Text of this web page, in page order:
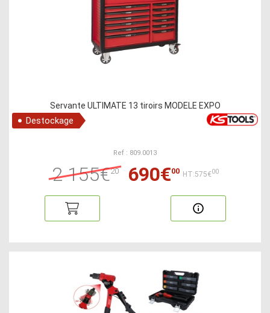
Servante ULTIMATE 13 tiroirs MODELE EXPO
Destockage
Ref : 809.0013
2 155€20 690€00 HT:575€00